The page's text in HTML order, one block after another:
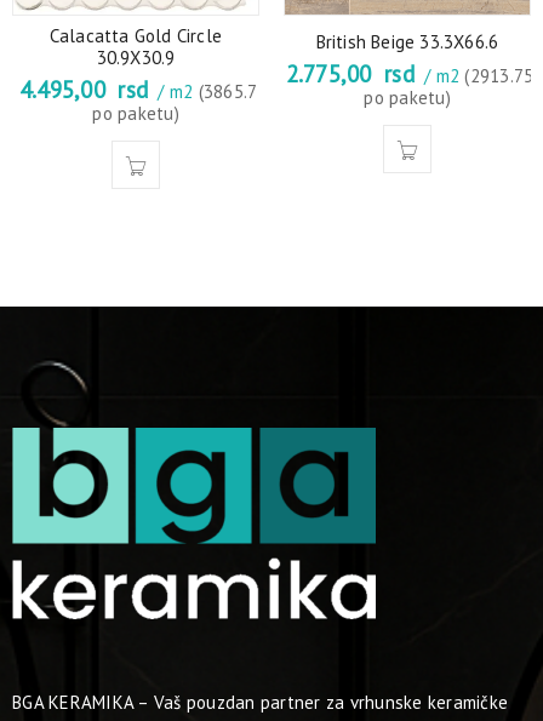
Calacatta Gold Circle
30.9X30.9
4.495,00 rsd / m2 (3865.7
po paketu)
British Beige 33.3X66.6
2.775,00 rsd / m2(2913.75
po paketu)
BGA KERAMIKA – Vaš pouzdan partner za vrhunske keramičke